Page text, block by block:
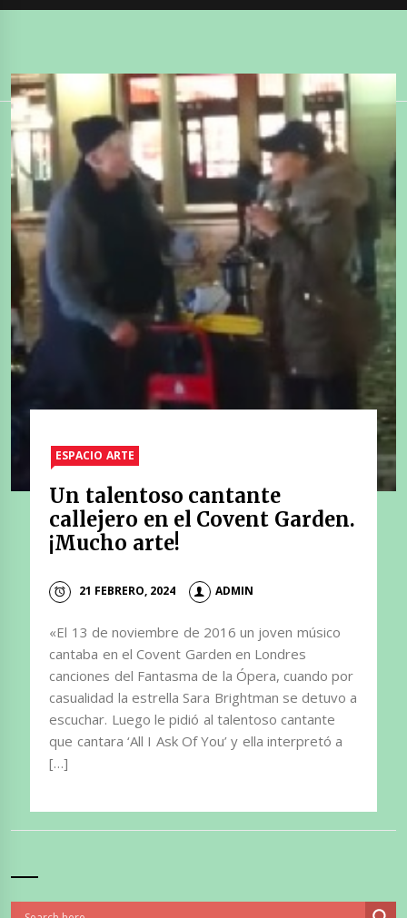
ESPACIO ARTE
Un talentoso cantante
callejero en el Covent Garden.
¡Mucho arte!
21 FEBRERO, 2024 ADMIN
«El 13 de noviembre de 2016 un joven músico
cantaba en el Covent Garden en Londres
canciones del Fantasma de la Ópera, cuando por
casualidad la estrella Sara Brightman se detuvo a
escuchar. Luego le pidió al talentoso cantante
que cantara ‘All I Ask Of You’ y ella interpretó a
[…]